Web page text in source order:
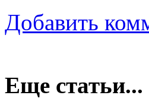
Добавить
Еще статьи...